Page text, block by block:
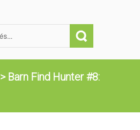
> Barn Find Hunter #8: